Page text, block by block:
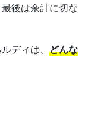
後は余計に切な
ディは、 どんな